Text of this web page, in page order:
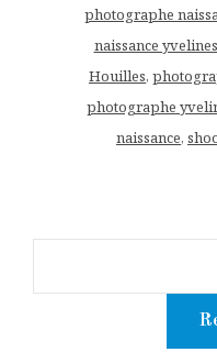
photographe
naissance yvelines
Houilles,
photographe
naissance,